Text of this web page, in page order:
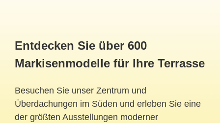
Entdecken Sie über 600
Markisenmodelle für Ihre Terrasse
Besuchen Sie unser Zentrum und
Überdachungen im Süden und erleben Sie eine
der größten Ausstellungen moderner